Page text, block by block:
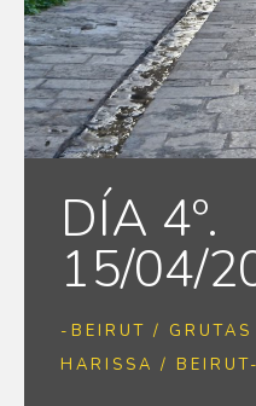
DÍA 4º.
15/04/
-BEIRUT /
HARISSA / BEIRUT-